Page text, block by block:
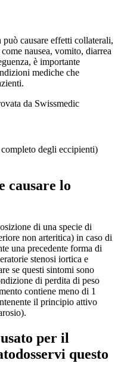
causare effetti collaterali,
nausea, vomito, diarrea
è importante
mediche che
da Swissmedic
degli eccipienti)
causare lo
di una specie di
non arteritica) in caso di
una precedente forma di
stenosi iortica e
se questi sintomi sono
di perdita di peso
contiene meno di 1
il principio attivo
per il
questo